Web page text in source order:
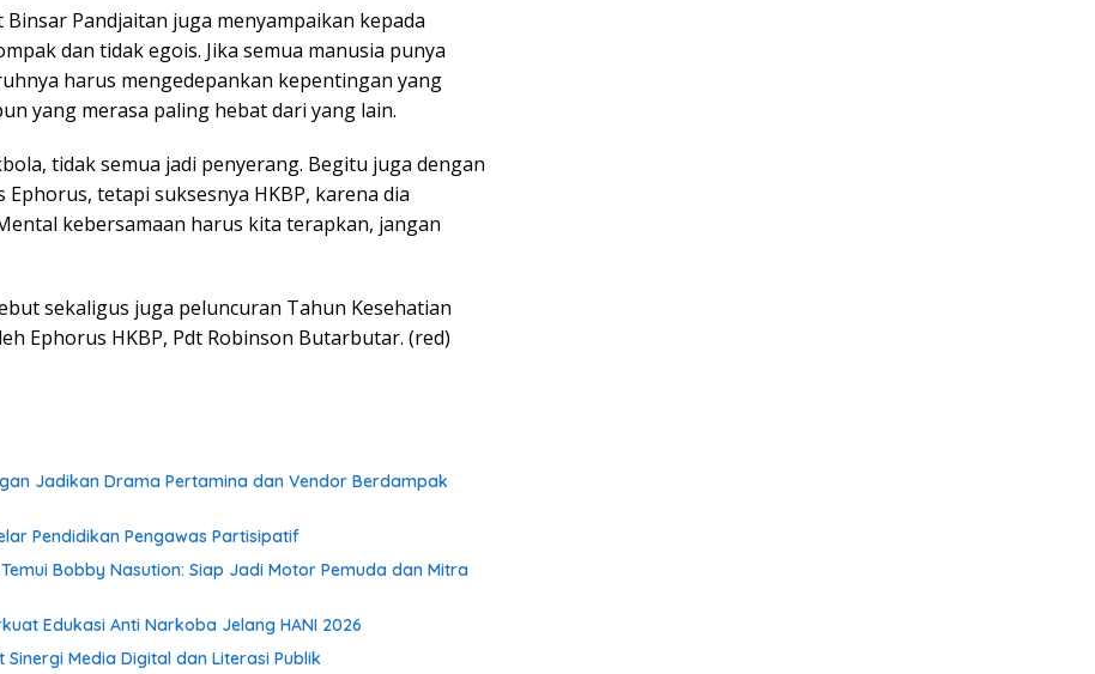
Pandjaitan juga menyampaikan kepada
dan tidak egois. Jika semua manusia punya
harus mengedepankan kepentingan yang
yang merasa paling hebat dari yang lain.
tidak semua jadi penyerang. Begitu juga dengan
tetapi suksesnya HKBP, karena dia
kebersamaan harus kita terapkan, jangan
sekaligus juga peluncuran Tahun Kesehatian
Ephorus HKBP, Pdt Robinson Butarbutar. (red)
Jadikan Drama Pertamina dan Vendor Berdampak
Pendidikan Pengawas Partisipatif
Bobby Nasution: Siap Jadi Motor Pemuda dan Mitra
Edukasi Anti Narkoba Jelang HANI 2026
Sinergi Media Digital dan Literasi Publik